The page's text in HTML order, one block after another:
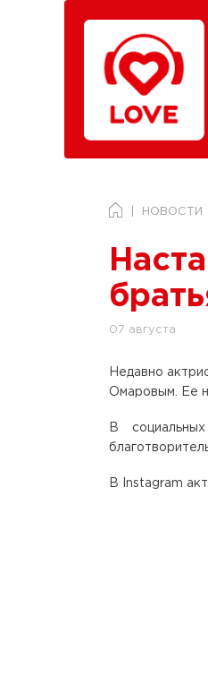
НОВОСТИ
07 августа
Недавно
Омаровым. Ее
В
В Instagram